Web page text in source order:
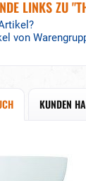
LINKS ZU
von
KUNDEN